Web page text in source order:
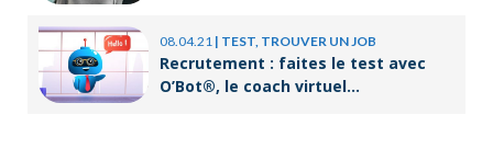
08.04.21 | TEST, TROUVER UN JOB
Recrutement : faites le test avec
O’Bot®, le coach virtuel